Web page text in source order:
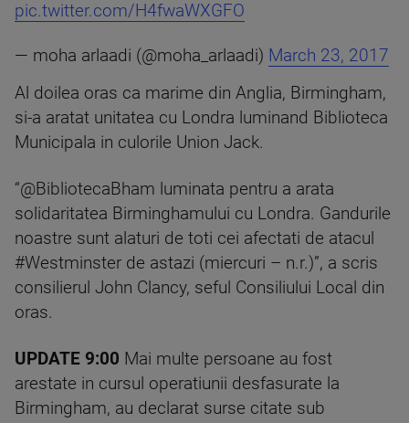
pic.twitter.com/H4fwaWXGFO
— moha arlaadi (@moha_arlaadi) March 23, 2017
Al doilea oras ca marime din Anglia, Birmingham,
si-a aratat unitatea cu Londra luminand Biblioteca
Municipala in culorile Union Jack.
“@BibliotecaBham luminata pentru a arata
solidaritatea Birminghamului cu Londra. Gandurile
noastre sunt alaturi de toti cei afectati de atacul
#Westminster de astazi (miercuri – n.r.)”, a scris
consilierul John Clancy, seful Consiliului Local din
oras.
UPDATE 9:00 Mai multe persoane au fost
arestate in cursul operatiunii desfasurate la
Birmingham, au declarat surse citate sub